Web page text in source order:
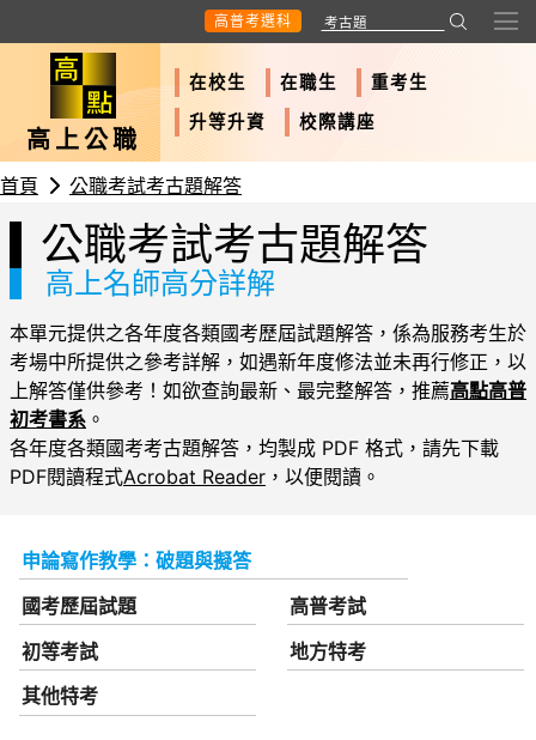
高普考選科
高上公職
在校生 在職生
重考生
升等升資
校際講座
首頁 公職考試考古題解答
公職考試考古題解答
高上名師高分詳解
本單元提供之各年度各類國考歷屆試題解答，係為服務考生於
考場中所提供之參考詳解，如遇新年度修法並未再行修正，以
上解答僅供參考！如欲查詢最新、最完整解答，推薦高點高普
初考書系 。
各年度各類國考考古題解答，均製成 PDF 格式，請先下載
PDF閱讀程式Acrobat Reader ，以便閱讀。
申論寫作教學：破題與擬答
國考歷屆試題
高普考試
初等考試
地方特考
其他特考